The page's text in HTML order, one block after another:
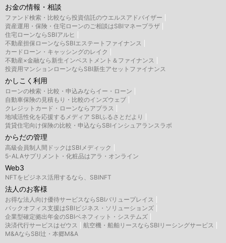
お金の情報・相談
ファンド検索・比較なら投資信託のウエルスアドバイザー
資産運用・保険・住宅ローンのご相談はSBIマネープラザ
住宅ローンならSBIアルヒ
不動産担保ローンならSBIエステートファイナンス
カードローン・キャッシングのレイク
不動産×金融なら新生インベストメント＆ファイナンス
投資用マンションローンならSBI新生アセットファイナンス
かしこく利用
ローンの検索・比較・申込みならイー・ローン
自動車保険の見積もり・比較のインズウェブ
クレジットカード・ローンならアプラス
地域活性化を応援するメディア SBIふるさとだより
賃貸住宅向け保険の比較・申込ならSBIインシュアランスラボ
からだの管理
高級会員制人間ドックはSBIメディック
5-ALAサプリメント・化粧品はアラ・オンライン
Web3
NFTをビジネス活用するなら、SBINFT
法人のお客様
お得な法人向け優待サービスならSBIバリュープレイス
バックオフィス支援はSBIビジネス・ソリューションズ
企業型確定拠出年金のSBIベネフィット・システムズ
決済代行サービスはゼウス
航空機・船舶リースならSBIリーシングサービス
M&AならSBI辻・本郷M&A